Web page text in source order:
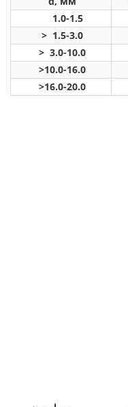
1.0-1.5
> 1.5-3.0
> 3.0-10.0
>10.0-16.0
>16.0-20.0